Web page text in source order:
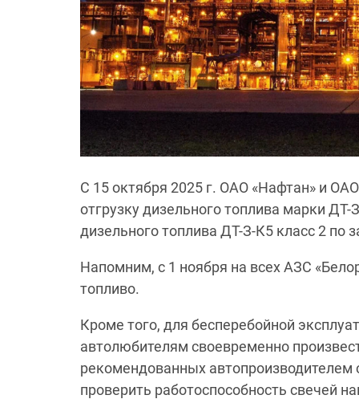
С 15 октября 2025 г. ОАО «Нафтан» и
отгрузку дизельного топлива марки
дизельного топлива ДТ-З-К5 класс 2 по
Напомним, с 1 ноября на всех АЗС
топливо.
Кроме того, для бесперебойной
автолюбителям своевременно
рекомендованных
проверить работоспособность свечей